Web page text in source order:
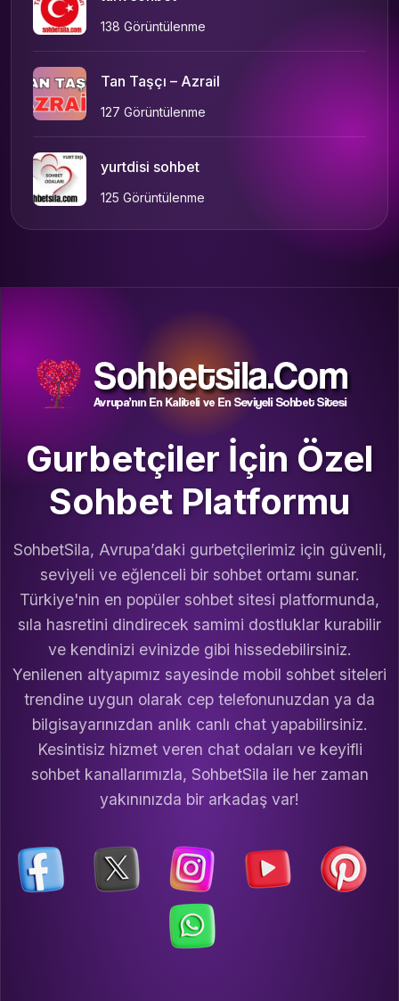
138 Görüntülenme
Tan Taşçı – Azrail
127 Görüntülenme
yurtdisi sohbet
125 Görüntülenme
Gurbetçiler İçin Özel
Sohbet Platformu
SohbetSila, Avrupa’daki gurbetçilerimiz için güvenli,
seviyeli ve eğlenceli bir sohbet ortamı sunar.
Türkiye'nin en popüler sohbet sitesi platformunda,
sıla hasretini dindirecek samimi dostluklar kurabilir
ve kendinizi evinizde gibi hissedebilirsiniz.
Yenilenen altyapımız sayesinde mobil sohbet siteleri
trendine uygun olarak cep telefonunuzdan ya da
bilgisayarınızdan anlık canlı chat yapabilirsiniz.
Kesintisiz hizmet veren chat odaları ve keyifli
sohbet kanallarımızla, SohbetSila ile her zaman
yakınınızda bir arkadaş var!